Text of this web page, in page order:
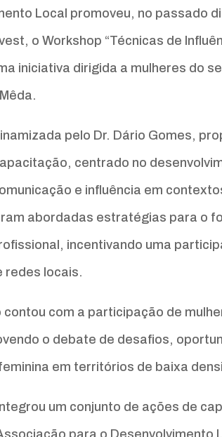
Local promoveu, no passado
o Workshop “Técnicas de
iniciativa dirigida a mulheres do
pelo Dr. Dário Gomes,
centrado no
e influência em
abordadas estratégias para o
incentivando uma
redes locais.
contou com a participação de
o debate de desafios,
em territórios de baixa
um conjunto de ações de
para o